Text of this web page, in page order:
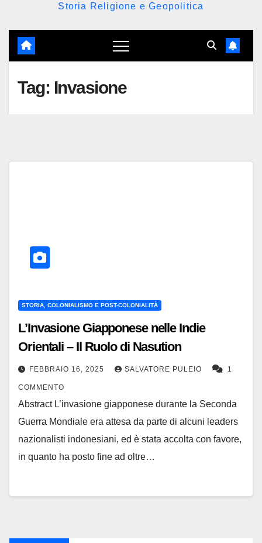
Storia Religione e Geopolitica
Tag: Invasione
STORIA, COLONIALISMO E POST-COLONIALITÀ
L’Invasione Giapponese nelle Indie
Orientali – Il Ruolo di Nasution
FEBBRAIO 16, 2025 SALVATORE PULEIO 1
COMMENTO
Abstract L’invasione giapponese durante la Seconda
Guerra Mondiale era attesa da parte di alcuni leaders
nazionalisti indonesiani, ed è stata accolta con favore,
in quanto ha posto fine ad oltre…